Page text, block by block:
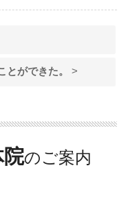
とができた。 >